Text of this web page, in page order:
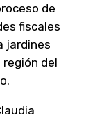
de
fiscales
jardines
del